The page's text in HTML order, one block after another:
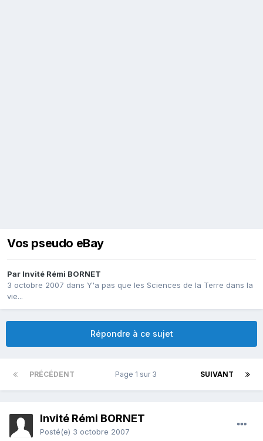
Vos pseudo eBay
Par Invité Rémi BORNET
3 octobre 2007 dans Y'a pas que les Sciences de la Terre dans la
vie...
Répondre à ce sujet
PRÉCÉDENT SUIVANT
Page 1 sur 3
Invité Rémi BORNET
Posté(e) 3 octobre 2007